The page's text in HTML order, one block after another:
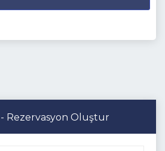
Rezervasyon Oluştur